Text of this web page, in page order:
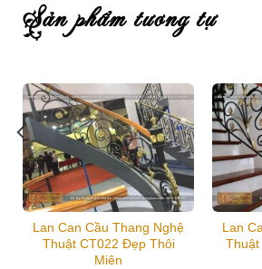
sản phẩm tương tự
Lan Can Cầu Thang Nghệ
Thuật CT022 Đẹp Thôi
Miên
Lan